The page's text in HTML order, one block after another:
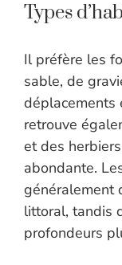
Types
Il préfère les
sable, de
déplacements
retrouve
et des
abondante.
généralement
littoral, tandis
profondeurs